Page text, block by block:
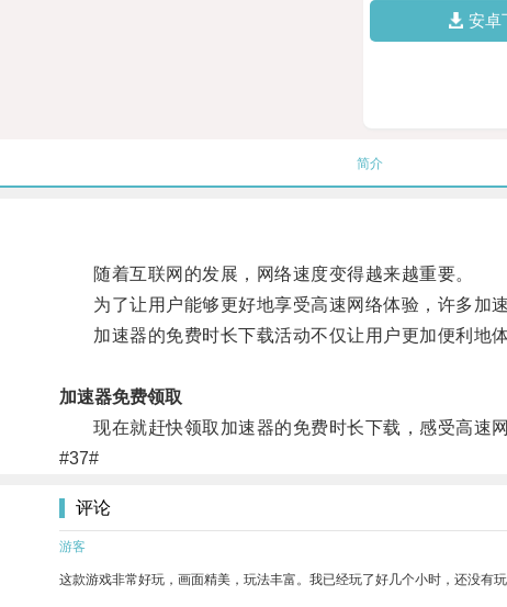
安卓
简介
随着互联网的发展，网络速度变得越来越重要。
为了让用户能够更好地享受高速网络体验，许多加速
加速器的免费时长下载活动不仅让用户更加便利地体
加速器免费领取
现在就赶快领取加速器的免费时长下载，感受高速网
#37#
评论
游客
这款游戏非常好玩，画面精美，玩法丰富。我已经玩了好几个小时，还没有玩